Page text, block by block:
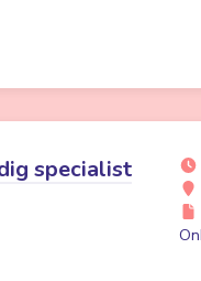
specialist